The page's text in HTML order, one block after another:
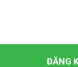
ĐĂNG